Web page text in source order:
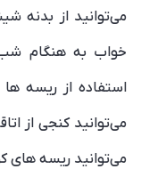
می‌توانید از بدنه
خواب به هنگام شب
استفاده از ریسه‌
می‌توانید کنجی از
می‌توانید ریسه‌ های